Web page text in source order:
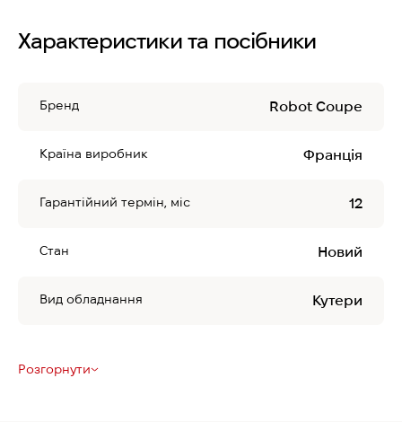
Характеристики та посібники
Бренд Robot Coupe
Країна виробник Франція
Гарантійний термін, міс 12
Стан Новий
Вид обладнання Кутери
Розгорнути